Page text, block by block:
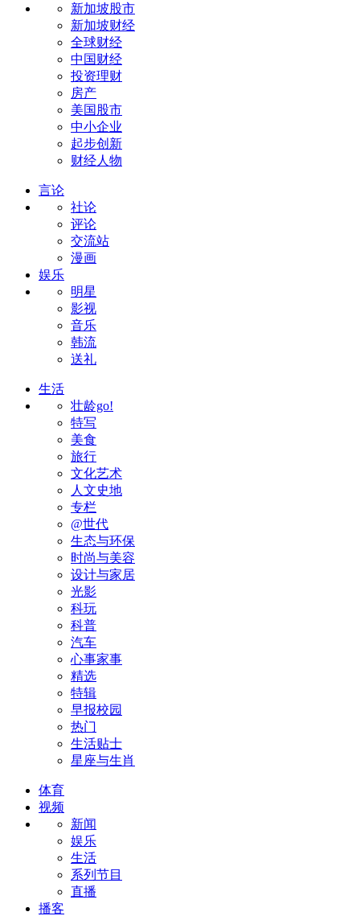
新加坡股市
新加坡财经
全球财经
中国财经
投资理财
房产
美国股市
中小企业
起步创新
财经人物
言论
社论
评论
交流站
漫画
娱乐
明星
影视
音乐
韩流
送礼
生活
壮龄go!
特写
美食
旅行
文化艺术
人文史地
专栏
@世代
生态与环保
时尚与美容
设计与家居
光影
科玩
科普
汽车
心事家事
精选
特辑
早报校园
热门
生活贴士
星座与生肖
体育
视频
新闻
娱乐
生活
系列节目
直播
播客